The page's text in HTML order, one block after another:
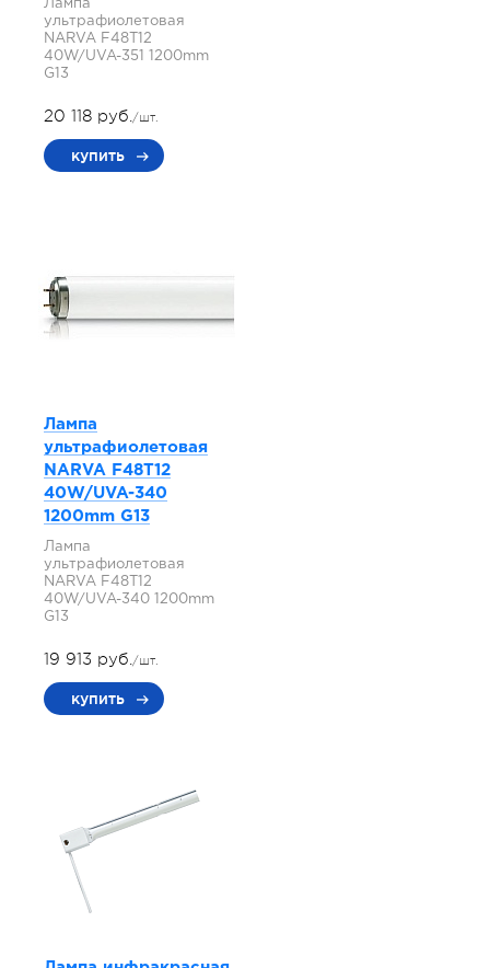
Лампа
ультрафиолетовая
NARVA F48T12
40W/UVA-351 1200mm
G13
20 118 руб./шт.
купить
Лампа
ультрафиолетовая
NARVA F48T12
40W/UVA-340
1200mm G13
Лампа
ультрафиолетовая
NARVA F48T12
40W/UVA-340 1200mm
G13
19 913 руб./шт.
купить